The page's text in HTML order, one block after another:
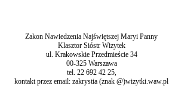
Zakon Nawiedzenia Najświętszej Maryi Panny
Klasztor Sióstr Wizytek
ul. Krakowskie Przedmieście 34
00-325 Warszawa
tel. 22 692 42 25,
kontakt przez email: zakrystia (znak @)wizytki.waw.pl